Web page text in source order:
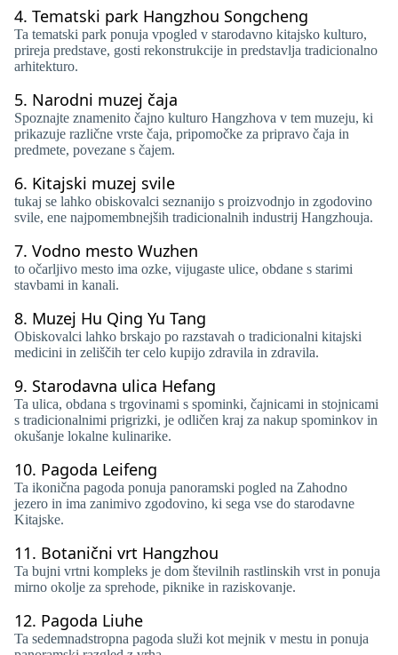
4. Tematski park Hangzhou Songcheng
Ta tematski park ponuja vpogled v starodavno kitajsko kulturo,
prireja predstave, gosti rekonstrukcije in predstavlja tradicionalno
arhitekturo.
5. Narodni muzej čaja
Spoznajte znamenito čajno kulturo Hangzhova v tem muzeju, ki
prikazuje različne vrste čaja, pripomočke za pripravo čaja in
predmete, povezane s čajem.
6. Kitajski muzej svile
tukaj se lahko obiskovalci seznanijo s proizvodnjo in zgodovino
svile, ene najpomembnejših tradicionalnih industrij Hangzhouja.
7. Vodno mesto Wuzhen
to očarljivo mesto ima ozke, vijugaste ulice, obdane s starimi
stavbami in kanali.
8. Muzej Hu Qing Yu Tang
Obiskovalci lahko brskajo po razstavah o tradicionalni kitajski
medicini in zeliščih ter celo kupijo zdravila in zdravila.
9. Starodavna ulica Hefang
Ta ulica, obdana s trgovinami s spominki, čajnicami in stojnicami
s tradicionalnimi prigrizki, je odličen kraj za nakup spominkov in
okušanje lokalne kulinarike.
10. Pagoda Leifeng
Ta ikonična pagoda ponuja panoramski pogled na Zahodno
jezero in ima zanimivo zgodovino, ki sega vse do starodavne
Kitajske.
11. Botanični vrt Hangzhou
Ta bujni vrtni kompleks je dom številnih rastlinskih vrst in ponuja
mirno okolje za sprehode, piknike in raziskovanje.
12. Pagoda Liuhe
Ta sedemnadstropna pagoda služi kot mejnik v mestu in ponuja